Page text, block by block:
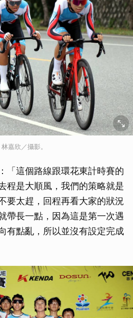
嘉欣／攝影。
「這個路線跟環花東計時賽的
程是大順風，我們的策略就是
要太趕，回程再看大家的狀況
帶長一點，因為這是第一次遇
有點亂，所以並沒有設定完成